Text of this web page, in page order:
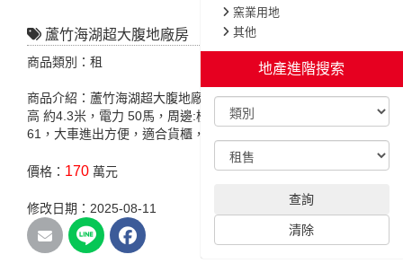
窯業用地
其他
地產進階搜索
查詢
清除
蘆竹海湖超大腹地廠房
商品類別：租
商品介紹：蘆竹海湖超大腹地廠房，特色說明:臨路 約10米，挑
高 約4.3米，電力 50馬，周邊:桃園機場.大園工業區.台15.台
61，大車進出方便，適合貨櫃，板車，重型起重業。
價格： 170 萬元
修改日期：2025-08-11